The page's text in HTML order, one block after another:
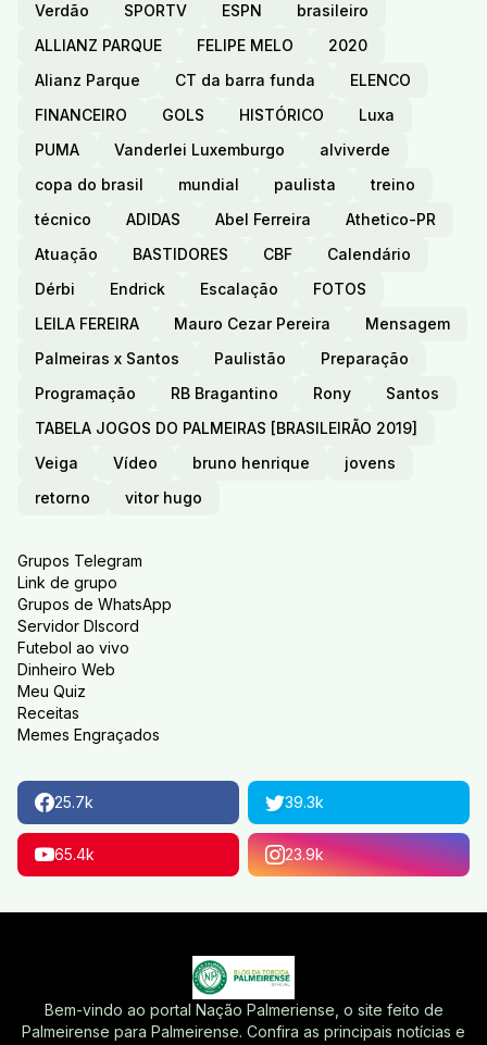
Verdão
SPORTV ESPN
brasileiro
ALLIANZ PARQUE
FELIPE MELO
2020
Alianz Parque
CT da barra funda
ELENCO
FINANCEIRO
GOLS HISTÓRICO
Luxa
PUMA
Vanderlei Luxemburgo
alviverde
copa do brasil
mundial paulista
treino
técnico
ADIDAS Abel Ferreira
Athetico-PR
Atuação
BASTIDORES CBF
Calendário
Dérbi
Endrick Escalação
FOTOS
LEILA FEREIRA
Mauro Cezar Pereira
Mensagem
Palmeiras x Santos
Paulistão
Preparação
Programação
RB Bragantino Rony
Santos
TABELA JOGOS DO PALMEIRAS [BRASILEIRÃO 2019]
Veiga
Vídeo bruno henrique
jovens
retorno
vitor hugo
Grupos Telegram
Link de grupo
Grupos de WhatsApp
Servidor DIscord
Futebol ao vivo
Dinheiro Web
Meu Quiz
Receitas
Memes Engraçados
25.7k 39.3k
65.4k 23.9k
Bem-vindo ao portal Nação Palmeriense, o site feito de
Palmeirense para Palmeirense. Confira as principais notícias e